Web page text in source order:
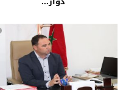
رئيس جماعة جرسيف يلتمس من
كاتبة الدولة المكلفة بالإسكان